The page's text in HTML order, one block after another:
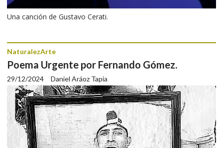
Una canción de Gustavo Cerati.
Poema Urgente por Fernando Gómez.
Daniel Aráoz Tapia
NaturalezArte
29/12/2024